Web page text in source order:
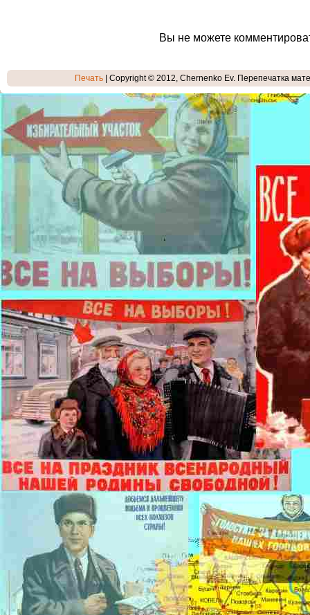
Вы не можете
Печать | Copyright © 2012, Chernenko Ev. Перепечатка